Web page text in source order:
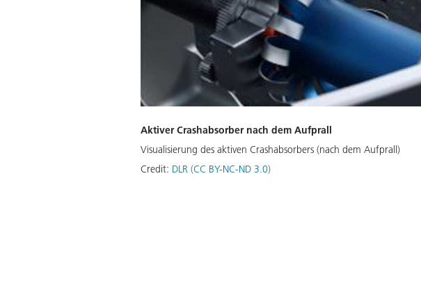
Aktiver Crashabsorber nach dem Aufprall
Visualisierung des aktiven Crashabsorbers (nach dem Aufprall)
Credit: DLR (CC BY-NC-ND 3.0)